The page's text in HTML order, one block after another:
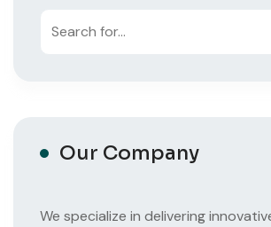
Our Company
We specialize in delivering